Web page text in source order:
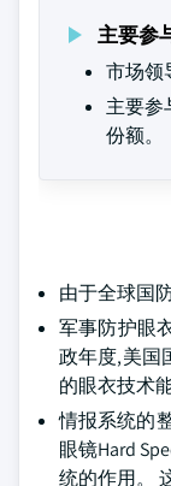
主要参
市场领
主要参
份额。
由于全球国
军事防护眼
政年度,美国
的眼衣技术
情报系统的
眼镜Hard
统的作用。